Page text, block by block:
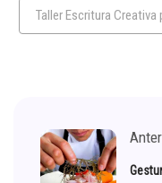
Taller Escritura Creativa